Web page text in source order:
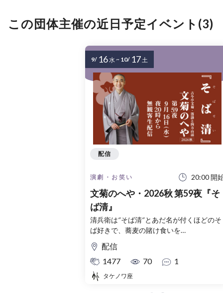
この団体主催の近日予定イベント(3)
演劇・お笑い 20:00 開
文菊のへや・2026秋 第59夜『そ
ば清』
清兵衛は″そば清″とあだ名が付くほどのそ
ば好きで、蕎麦の賭け食いを…
配信
1477
70 1
タケノワ座
配信
9/ 16水~ 10/ 17土